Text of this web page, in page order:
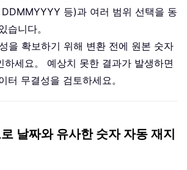
등)과 여러 범위 선택을 동
습니다。
을 확보하기 위해 변환 전에 원본 숫자
하세요。 예상치 못한 결과가 발생하면
터 무결성을 검토하세요。
날짜와 유사한 숫자 자동 재지